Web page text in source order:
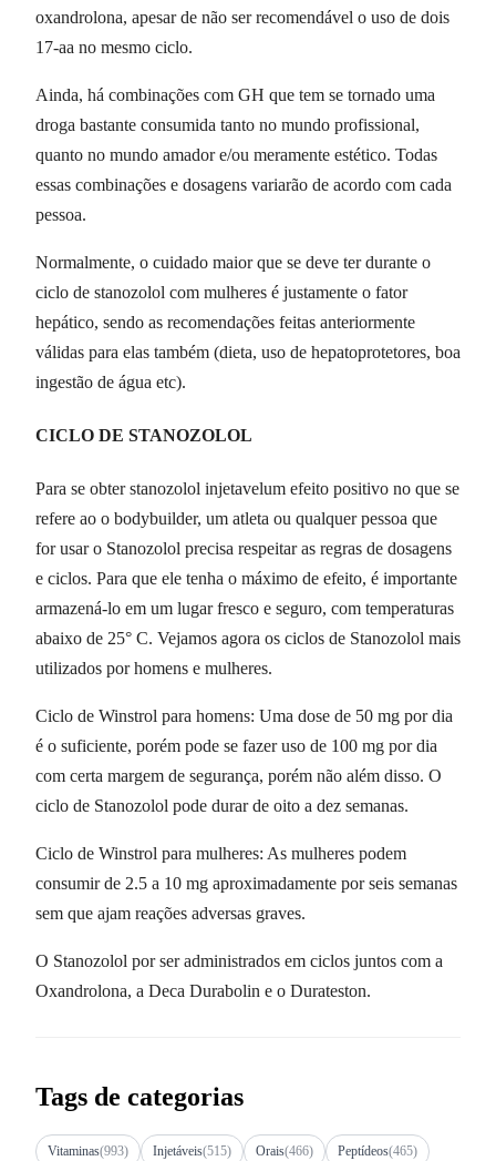
oxandrolona, apesar de não ser recomendável o uso de dois
17-aa no mesmo ciclo.
Ainda, há combinações com GH que tem se tornado uma
droga bastante consumida tanto no mundo profissional,
quanto no mundo amador e/ou meramente estético. Todas
essas combinações e dosagens variarão de acordo com cada
pessoa.
Normalmente, o cuidado maior que se deve ter durante o
ciclo de stanozolol com mulheres é justamente o fator
hepático, sendo as recomendações feitas anteriormente
válidas para elas também (dieta, uso de hepatoprotetores, boa
ingestão de água etc).
CICLO DE STANOZOLOL
Para se obter stanozolol injetavelum efeito positivo no que se
refere ao o bodybuilder, um atleta ou qualquer pessoa que
for usar o Stanozolol precisa respeitar as regras de dosagens
e ciclos. Para que ele tenha o máximo de efeito, é importante
armazená-lo em um lugar fresco e seguro, com temperaturas
abaixo de 25° C. Vejamos agora os ciclos de Stanozolol mais
utilizados por homens e mulheres.
Ciclo de Winstrol para homens: Uma dose de 50 mg por dia
é o suficiente, porém pode se fazer uso de 100 mg por dia
com certa margem de segurança, porém não além disso. O
ciclo de Stanozolol pode durar de oito a dez semanas.
Ciclo de Winstrol para mulheres: As mulheres podem
consumir de 2.5 a 10 mg aproximadamente por seis semanas
sem que ajam reações adversas graves.
O Stanozolol por ser administrados em ciclos juntos com a
Oxandrolona, a Deca Durabolin e o Durateston.
Tags de categorias
Vitaminas(993) Injetáveis(515) Orais(466) Peptídeos(465)